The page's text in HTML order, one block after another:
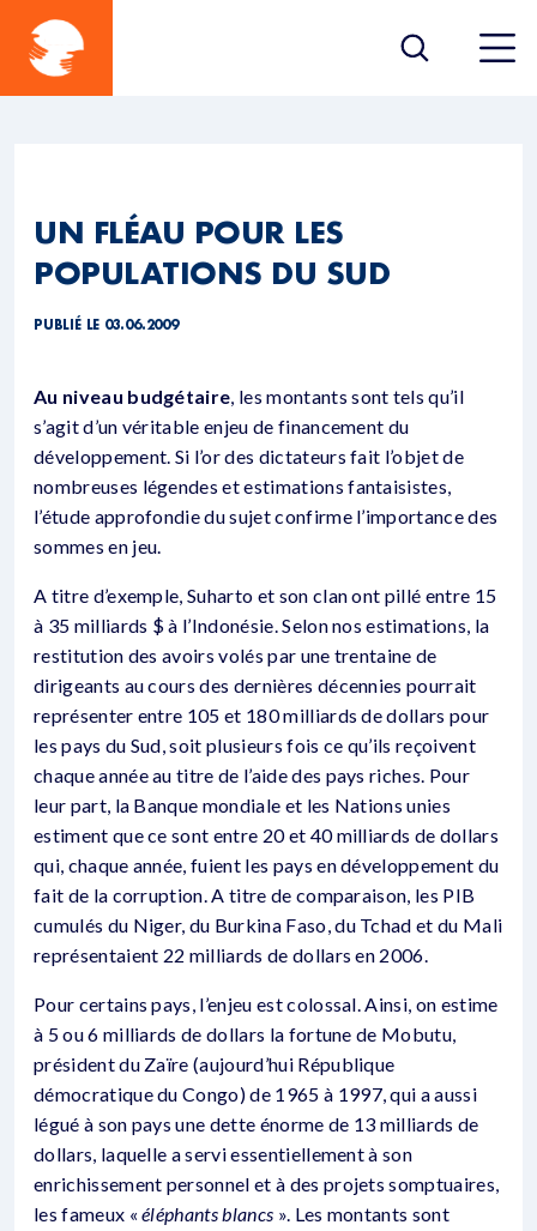
UN FLÉAU POUR LES
POPULATIONS DU SUD
PUBLIÉ LE 03.06.2009
Au niveau budgétaire, les montants sont tels qu’il
s’agit d’un véritable enjeu de financement du
développement. Si l’or des dictateurs fait l’objet de
nombreuses légendes et estimations fantaisistes,
l’étude approfondie du sujet confirme l’importance des
sommes en jeu.
A titre d’exemple, Suharto et son clan ont pillé entre 15
à 35 milliards $ à l’Indonésie. Selon nos estimations, la
restitution des avoirs volés par une trentaine de
dirigeants au cours des dernières décennies pourrait
représenter entre 105 et 180 milliards de dollars pour
les pays du Sud, soit plusieurs fois ce qu’ils reçoivent
chaque année au titre de l’aide des pays riches. Pour
leur part, la Banque mondiale et les Nations unies
estiment que ce sont entre 20 et 40 milliards de dollars
qui, chaque année, fuient les pays en développement du
fait de la corruption. A titre de comparaison, les PIB
cumulés du Niger, du Burkina Faso, du Tchad et du Mali
représentaient 22 milliards de dollars en 2006.
Pour certains pays, l’enjeu est colossal. Ainsi, on estime
à 5 ou 6 milliards de dollars la fortune de Mobutu,
président du Zaïre (aujourd’hui République
démocratique du Congo) de 1965 à 1997, qui a aussi
légué à son pays une dette énorme de 13 milliards de
dollars, laquelle a servi essentiellement à son
enrichissement personnel et à des projets somptuaires,
les fameux « éléphants blancs ». Les montants sont